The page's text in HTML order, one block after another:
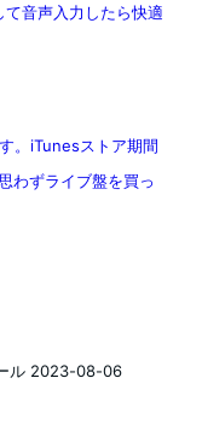
音声入力したら快適
。iTunesストア期間
わずライブ盤を買っ
ル 2023-08-06